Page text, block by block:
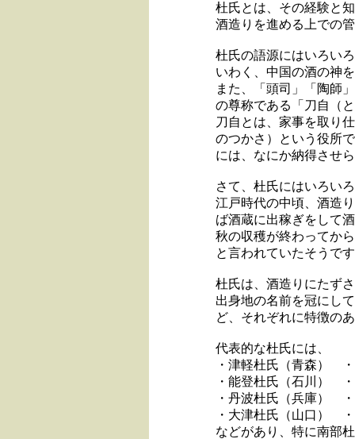
杜氏とは、その経験と
酒造りを進める上での
杜氏の語源にはいろい
いわく、中国の酒の神
また、「頭司」「陶師
の尊称である「刀自（
刀自とは、家事を取り
のつかさ）という役所
には、なにか納得させ
さて、杜氏にはいろい
江戸時代の中頃、酒造
ば酒蔵に出稼ぎをして
秋の収穫が終わってか
と言われていたそうで
杜氏は、酒造りにたず
出身地の名前を冠にし
ど、それぞれに特徴の
代表的な杜氏には、
・津軽杜氏（青森）
・能登杜氏（石川）
・丹波杜氏（兵庫）
・大津杜氏（山口）
などがあり、特に南部